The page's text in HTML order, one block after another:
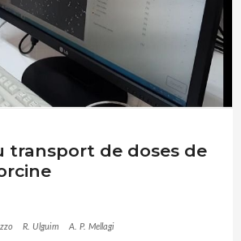
transport de doses de
R. Ulguim A. P. Mellagi